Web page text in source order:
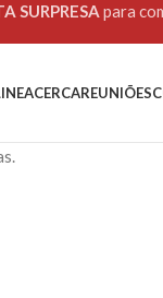
SURPRESA para
ACERCAREUNIÕES